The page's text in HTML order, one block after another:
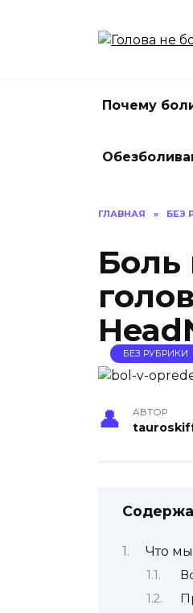
Почему
ГЛАВНАЯ » БЕЗ
Боль
БЕЗ РУБРИКИ
АВТОР
Что